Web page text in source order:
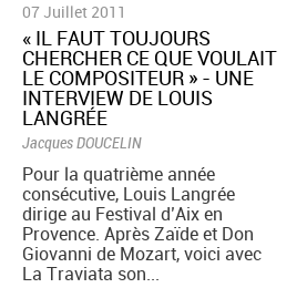
07 Juillet 2011
« IL FAUT TOUJOURS
CHERCHER CE QUE VOULAIT
LE COMPOSITEUR » - UNE
INTERVIEW DE LOUIS
LANGRÉE
Jacques DOUCELIN
Pour la quatrième année
consécutive, Louis Langrée
dirige au Festival d’Aix en
Provence. Après Zaïde et Don
Giovanni de Mozart, voici avec
La Traviata son...